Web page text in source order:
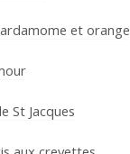
et orange
St Jacques